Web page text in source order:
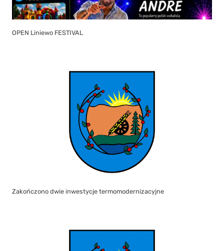
OPEN Liniewo FESTIVAL
Zakończono dwie inwestycje termomodernizacyjne